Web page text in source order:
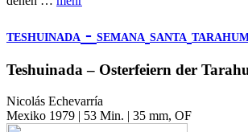
TESHUINADA - SEMANA SANTA
Teshuinada – Osterfeiern der
Nicolás Echevarría
Mexiko 1979 | 53 Min. | 35 mm, OF